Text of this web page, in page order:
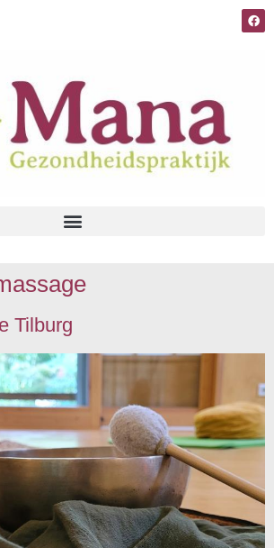
Tilburg